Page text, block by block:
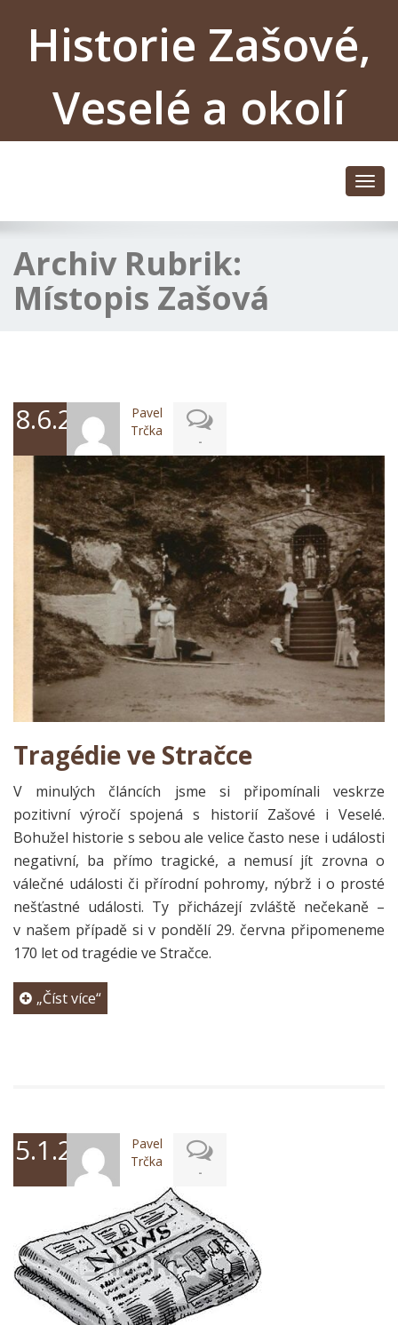
Historie Zašové,
Veselé a okolí
Archiv Rubrik:
Místopis Zašová
8.6.2026
Pavel
Trčka
-
Tragédie ve Stračce
V minulých článcích
jsme si připomínali veskrze
pozitivní výročí spojená s historií Zašové i Veselé.
Bohužel historie s sebou ale velice často nese i události
negativní, ba přímo tragické, a nemusí jít zrovna o
válečné události či přírodní pohromy, nýbrž i o prosté
nešťastné události. Ty přicházejí zvláště nečekaně –
v našem případě si v pondělí 29. června připomeneme
170 let od tragédie ve Stračce.
„Číst více“
5.1.2026
Pavel
Trčka
-